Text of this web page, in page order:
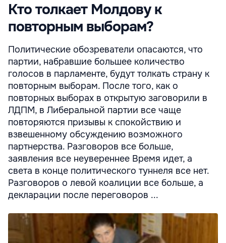
Кто толкает Молдову к
повторным выборам?
Политические обозреватели опасаются, что
партии, набравшие большее количество
голосов в парламенте, будут толкать страну к
повторным выборам. После того, как о
повторных выборах в открытую заговорили в
ЛДПМ, в Либеральной партии все чаще
повторяются призывы к спокойствию и
взвешенному обсуждению возможного
партнерства. Разговоров все больше,
заявления все неувереннее Время идет, а
света в конце политического туннеля все нет.
Разговоров о левой коалиции все больше, а
декларации после переговоров ...